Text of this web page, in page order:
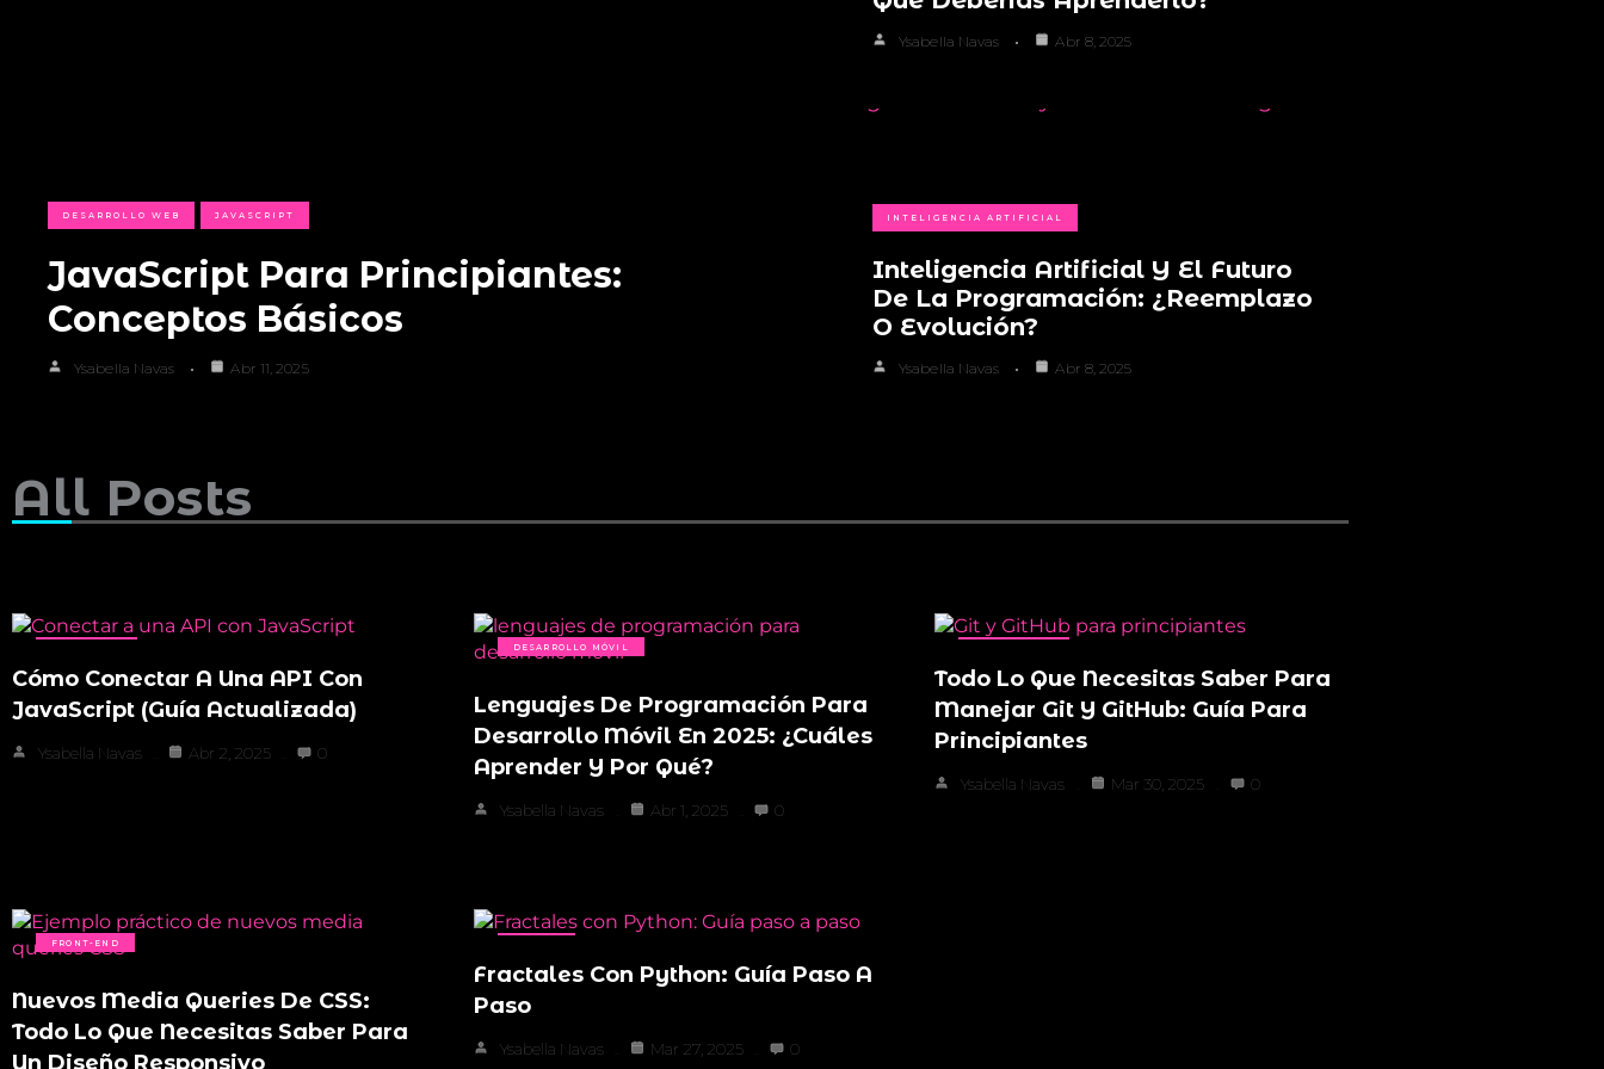
DESARROLLO WEB JAVASCRIPT
JavaScript Para Principiantes:
Conceptos Básicos
Ysabella Navas Abr 11, 2025
Ysabella Navas Abr 8, 2025
INTELIGENCIA ARTIFICIAL
Inteligencia Artificial Y El Futuro
De La Programación: ¿Reemplazo
O Evolución?
Ysabella Navas Abr 8, 2025
All Posts
Cómo Conectar A Una API Con
JavaScript (Guía Actualizada)
Ysabella Navas Abr 2, 2025 0
DESARROLLO MÓVIL
Lenguajes De Programación Para
Desarrollo Móvil En 2025: ¿Cuáles
Aprender Y Por Qué?
Ysabella Navas Abr 1, 2025 0
Todo Lo Que Necesitas Saber Para
Manejar Git Y GitHub: Guía Para
Principiantes
Ysabella Navas Mar 30, 2025 0
FRONT-END
Nuevos Media Queries De CSS:
Todo Lo Que Necesitas Saber Para
Un Diseño Responsivo
Fractales Con Python: Guía Paso A
Paso
Ysabella Navas Mar 27, 2025 0